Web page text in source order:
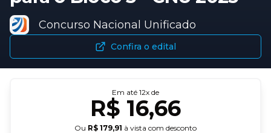
Concurso Nacional Unificado
Confira o edital
Em até 12x de
R$ 16,66
Ou R$ 179,91 à vista com desconto